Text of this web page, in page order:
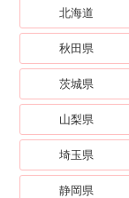
北海道
秋田県
茨城県
山梨県
埼玉県
静岡県